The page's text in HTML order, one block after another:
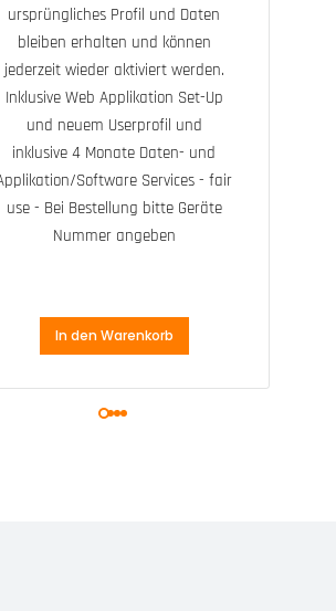
ursprüngliches Profil und Daten
bleiben erhalten und können
jederzeit wieder aktiviert werden.
Inklusive Web Applikation Set-Up
und neuem Userprofil und
inklusive 4 Monate Daten- und
Software Services - fair
use - Bei Bestellung bitte Geräte
Nummer angeben
In den Warenkorb